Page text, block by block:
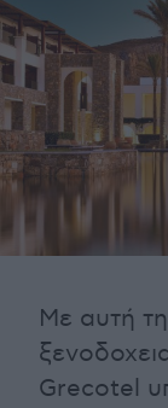
Με αυτή
Grecotel